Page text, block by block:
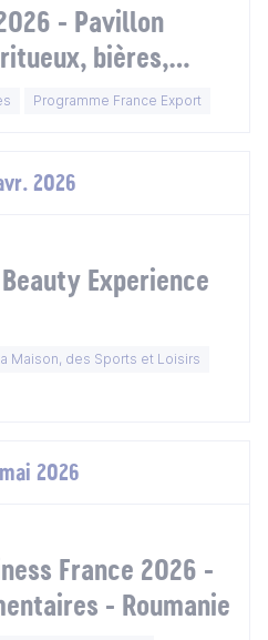
2026 - Pavillon
bières,
- Japon
Programme France Export
2026
Experience
Maison, des Sports et Loisirs
2026
France 2026 -
- Roumanie